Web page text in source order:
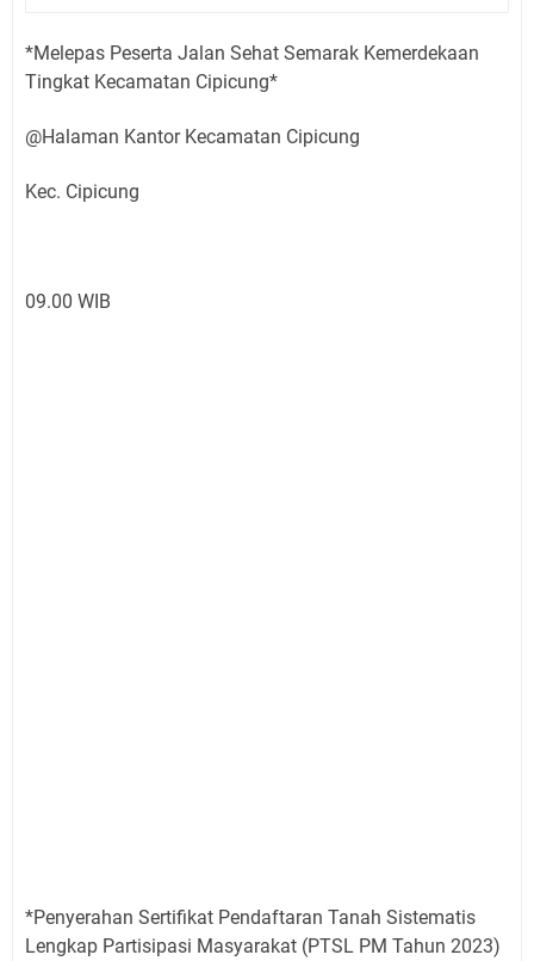
*Melepas Peserta Jalan Sehat Semarak Kemerdekaan
Tingkat Kecamatan Cipicung*
@Halaman Kantor Kecamatan Cipicung
Kec. Cipicung
09.00 WIB
*Penyerahan Sertifikat Pendaftaran Tanah Sistematis
Lengkap Partisipasi Masyarakat (PTSL PM Tahun 2023)